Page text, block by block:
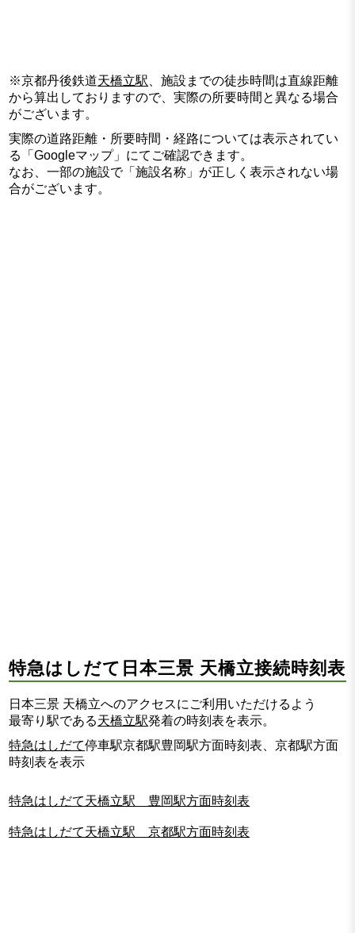
※京都丹後鉄道天橋立駅 、施設までの徒歩時間は直線距離
から算出しておりますので、実際の所要時間と異なる場合
がございます。
実際の道路距離・所要時間・経路については表示されてい
る「Googleマップ」にてご確認できます。
なお、一部の施設で「施設名称」が正しく表示されない場
合がございます。
特急はしだて日本三景 天橋立接続時刻表
日本三景 天橋立へのアクセスにご利用いただけるよう
最寄り駅である天橋立駅発着の時刻表を表示。
特急はしだて停車駅京都駅豊岡駅方面時刻表、京都駅方面
時刻表を表示
特急はしだて天橋立駅 豊岡駅方面時刻表
特急はしだて天橋立駅 京都駅方面時刻表